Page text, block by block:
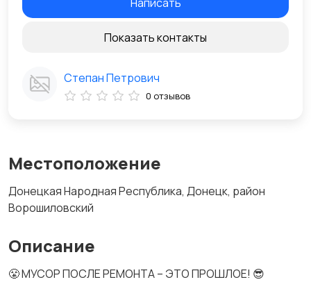
Местоположение
Донецкая Народная Республика, Донецк, район
Ворошиловский
Описание
😤 МУСОР ПОСЛЕ РЕМОНТА – ЭТО ПРОШЛОЕ! 😎
Показать контакты
Степан Петрович
0 отзывов